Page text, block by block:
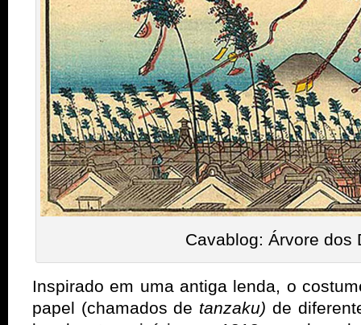
Cavablog: Árvore dos
Inspirado em uma antiga lenda, o
papel (chamados de tanzaku) de